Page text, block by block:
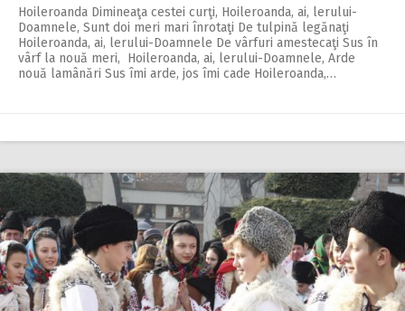
Hoileroanda Dimineaţa cestei curţi, Hoileroanda, ai, lerului-
Doamnele, Sunt doi meri mari înrotaţi De tulpină legănaţi
Hoileroanda, ai, lerului-Doamnele De vârfuri amestecaţi Sus în
vârf la nouă meri, Hoileroanda, ai, lerului-Doamnele, Arde
nouă lamânări Sus îmi arde, jos îmi cade Hoileroanda,…